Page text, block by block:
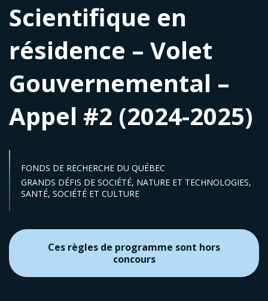
Scientifique en
résidence – Volet
Gouvernemental –
Appel #2 (2024-2025)
FONDS DE RECHERCHE DU QUÉBEC
Secteur :
GRANDS DÉFIS DE SOCIÉTÉ, NATURE ET TECHNOLOGIES,
SANTÉ, SOCIÉTÉ ET CULTURE
Ces règles de programme sont hors
concours